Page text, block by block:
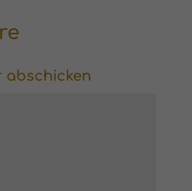
abschicken